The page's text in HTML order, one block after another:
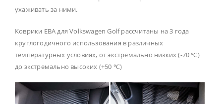
ухаживать за ними.
Коврики ЕВА для Volkswagen Golf рассчитаны на 3 года
круглогодичного использования в различных
температурных условиях, от экстремально низких (-70 ℃)
до экстремально высоких (+50 ℃)